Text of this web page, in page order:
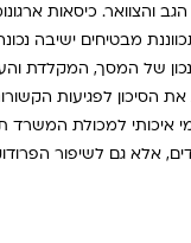
והצוואר. כיסאות
מבטיחים ישיבה
של המסך, המקלדת
הסיכון לפגיעות
איכותי למכולת
אלא גם לשיפור